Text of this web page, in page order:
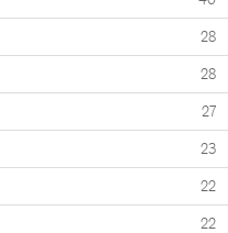
28
28
27
23
22
22